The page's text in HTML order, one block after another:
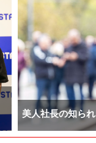
美人社長の知ら